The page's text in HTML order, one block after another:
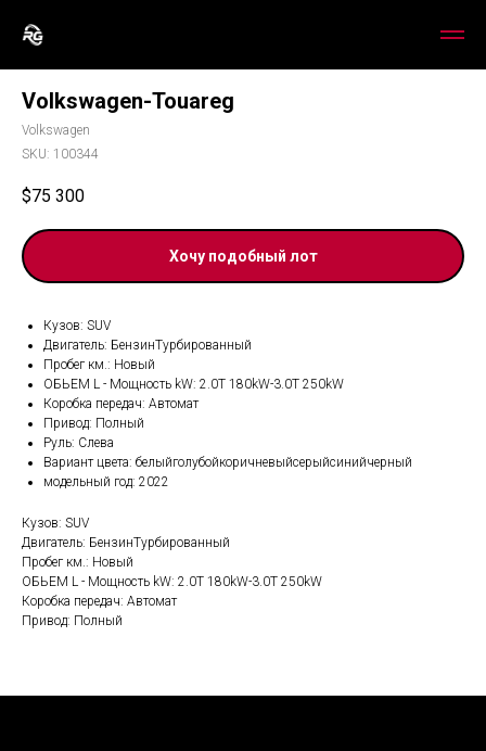
Volkswagen-Touareg
Volkswagen
SKU: 100344
$75 300
Хочу подобный лот
Кузов: SUV
Двигатель: БензинТурбированный
Пробег км.: Новый
ОБЬЕМ L - Мощность kW: 2.0T 180kW-3.0T 250kW
Коробка передач: Автомат
Привод: Полный
Руль: Слева
Вариант цвета: белыйголубойкоричневыйсерыйсинийчерный
модельный год: 2022
Кузов: SUV
Двигатель: БензинТурбированный
Пробег км.: Новый
ОБЬЕМ L - Мощность kW: 2.0T 180kW-3.0T 250kW
Коробка передач: Автомат
Привод: Полный